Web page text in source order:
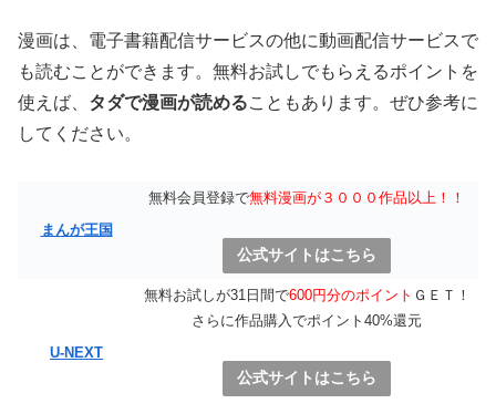
漫画は、電子書籍配信サービスの他に動画配信サービスで
も読むことができます。無料お試しでもらえるポイントを
使えば、 タダで漫画が読めることもあります。ぜひ参考に
してください。
まんが王国
無料会員登録で無料漫画が３０００作品以上！！
公式サイトはこちら
U-NEXT
無料お試しが31日間で600円分のポイント ＧＥＴ！
さらに作品購入でポイント40%還元
公式サイトはこちら